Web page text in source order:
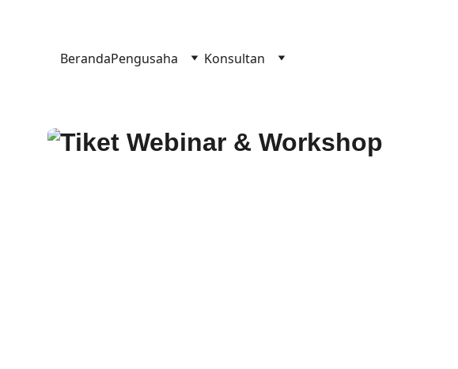
BerandaPengusaha Konsultan